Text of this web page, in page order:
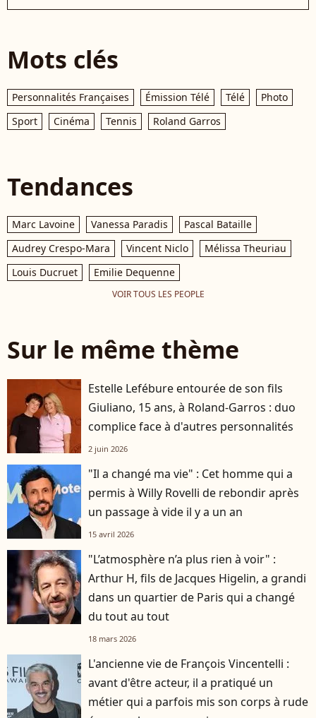
Mots clés
Personnalités Françaises Émission Télé Télé
Photo
Sport
Cinéma Tennis Roland Garros
Tendances
Marc Lavoine Vanessa Paradis
Pascal Bataille
Audrey Crespo-Mara
Vincent Niclo
Mélissa Theuriau
Louis Ducruet
Emilie Dequenne
VOIR TOUS LES PEOPLE
Sur le même thème
Estelle Lefébure entourée de son fils
Giuliano, 15 ans, à Roland-Garros : duo
complice face à d'autres personnalités
2 juin 2026
"Il a changé ma vie" : Cet homme qui a
permis à Willy Rovelli de rebondir après
un passage à vide il y a un an
15 avril 2026
"L’atmosphère n’a plus rien à voir" :
Arthur H, fils de Jacques Higelin, a grandi
dans un quartier de Paris qui a changé
du tout au tout
18 mars 2026
L'ancienne vie de François Vincentelli :
avant d'être acteur, il a pratiqué un
métier qui a parfois mis son corps à rude